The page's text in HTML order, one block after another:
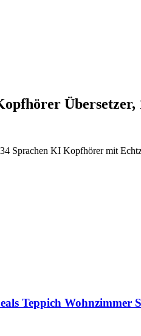
Sprachen KI Kopfhörer mit
Teppich Wohnzimmer